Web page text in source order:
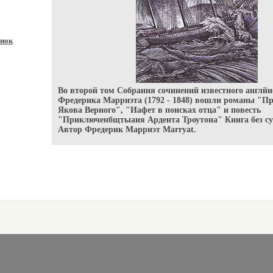
Во второй том Собрания сочинений известного
Фредерика Марриэта (1792 - 1848) вошли романы
Якова Верного", "Иафет в поисках отца" и повесть
"Приключенбщтыаия Ардента Троутона" Книга без
Автор Фредерик Марриэт Marryat.